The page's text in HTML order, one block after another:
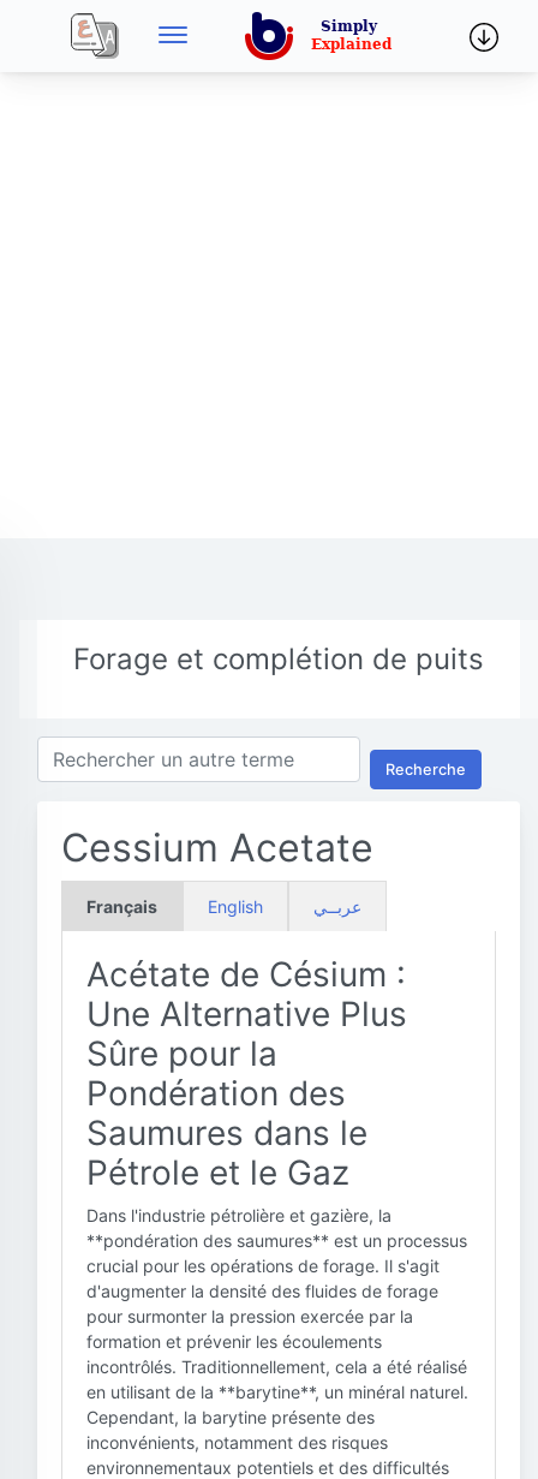
Forage et complétion de puits
Recherche
Cessium Acetate
Français English عربــي
Acétate de Césium :
Une Alternative Plus
Sûre pour la
Pondération des
Saumures dans le
Pétrole et le Gaz
Dans l'industrie pétrolière et gazière, la
**pondération des saumures** est un processus
crucial pour les opérations de forage. Il s'agit
d'augmenter la densité des fluides de forage
pour surmonter la pression exercée par la
formation et prévenir les écoulements
incontrôlés. Traditionnellement, cela a été réalisé
en utilisant de la **barytine**, un minéral naturel.
Cependant, la barytine présente des
inconvénients, notamment des risques
environnementaux potentiels et des difficultés